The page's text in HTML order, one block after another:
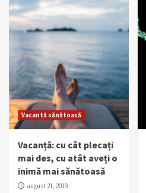
Vacantă sănătoasă
Vacanță: cu cât plecați
mai des, cu atât aveți o
inimă mai sănătoasă
august 21, 2019